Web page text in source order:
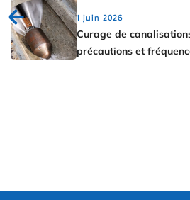
Curage de
précautions et
1 juin 2026